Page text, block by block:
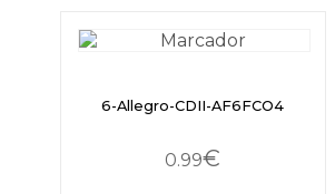
6-Allegro-CDII-AF6FCO4
0.99€